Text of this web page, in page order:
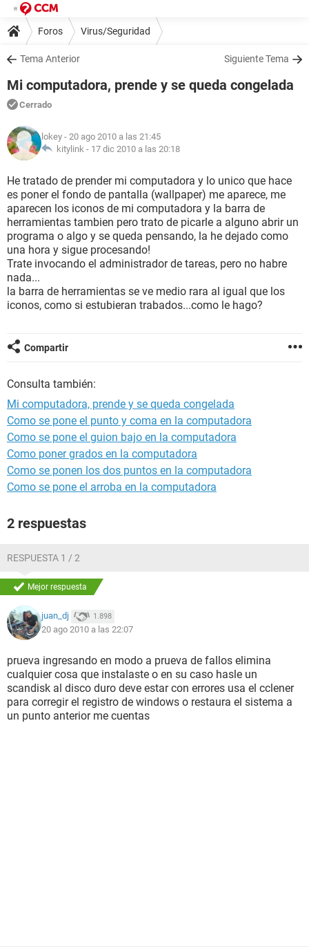
Foros Virus/Seguridad
Tema Anterior Siguiente Tema
Mi computadora, prende y se queda congelada
Cerrado
lokey - 20 ago 2010 a las 21:45
kitylink - 17 dic 2010 a las 20:18
He tratado de prender mi computadora y lo unico que hace
es poner el fondo de pantalla (wallpaper) me aparece, me
aparecen los iconos de mi computadora y la barra de
herramientas tambien pero trato de picarle a alguno abrir un
programa o algo y se queda pensando, la he dejado como
una hora y sigue procesando!
Trate invocando el administrador de tareas, pero no habre
nada...
la barra de herramientas se ve medio rara al igual que los
iconos, como si estubieran trabados...como le hago?
Compartir
Consulta también:
Mi computadora, prende y se queda congelada
Como se pone el punto y coma en la computadora
Como se pone el guion bajo en la computadora
Como poner grados en la computadora
Como se ponen los dos puntos en la computadora
Como se pone el arroba en la computadora
2 respuestas
RESPUESTA 1 / 2
Mejor respuesta
juan_dj 1.898
20 ago 2010 a las 22:07
prueva ingresando en modo a prueva de fallos elimina
cualquier cosa que instalaste o en su caso hasle un
scandisk al disco duro deve estar con errores usa el cclener
para corregir el registro de windows o restaura el sistema a
un punto anterior me cuentas